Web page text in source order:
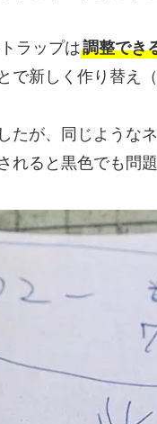
ラップは調整でき
で新しく作り替え
たが、同じような
れると黒色でも問